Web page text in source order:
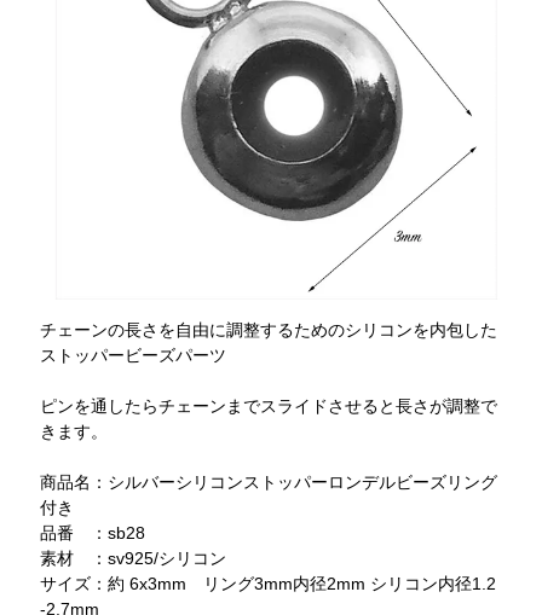
チェーンの長さを自由に調整するためのシリコンを内包した
ストッパービーズパーツ
ピンを通したらチェーンまでスライドさせると長さが調整で
きます。
商品名：シルバーシリコンストッパーロンデルビーズリング
付き
品番 ：sb28
素材 ：sv925/シリコン
サイズ：約 6x3mm リング3mm内径2mm シリコン内径1.2
-2.7mm